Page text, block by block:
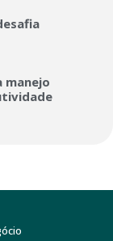
manejo